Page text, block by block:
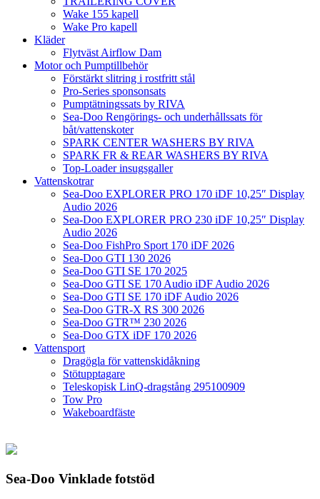
Wake 155 kapell
Wake Pro kapell
Kläder
Flytväst Airflow Dam
Motor och Pumptillbehör
Förstärkt slitring i rostfritt stål
Pro-Series sponsonsats
Pumptätningssats by RIVA
Sea-Doo Rengörings- och underhållssats för
båt/vattenskoter
SPARK CENTER WASHERS BY RIVA
SPARK FR & REAR WASHERS BY RIVA
Top-Loader insugsgaller
Vattenskotrar
Sea-Doo EXPLORER PRO 170 iDF 10,25″ Display
Audio 2026
Sea-Doo EXPLORER PRO 230 iDF 10,25″ Display
Audio 2026
Sea-Doo FishPro Sport 170 iDF 2026
Sea-Doo GTI 130 2026
Sea-Doo GTI SE 170 2025
Sea-Doo GTI SE 170 Audio iDF Audio 2026
Sea-Doo GTI SE 170 iDF Audio 2026
Sea-Doo GTR-X RS 300 2026
Sea-Doo GTR™ 230 2026
Sea-Doo GTX iDF 170 2026
Vattensport
Dragögla för vattenskidåkning
Stötupptagare
Teleskopisk LinQ-dragstång 295100909
Tow Pro
Wakeboardfäste
Sea-Doo Vinklade fotstöd